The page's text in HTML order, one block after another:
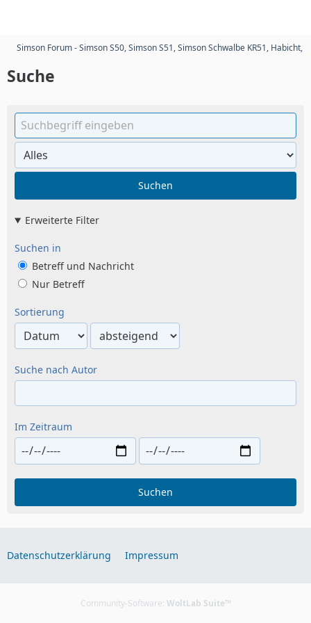
Simson Forum - Simson S50, Simson S51, Simson Schwalbe KR51, Habicht,
Suche
Suchen
Erweiterte Filter
Suchen in
Betreff und Nachricht
Nur Betreff
Sortierung
Suche nach Autor
Im Zeitraum
Suchen
Datenschutzerklärung Impressum
Community-Software: WoltLab Suite™